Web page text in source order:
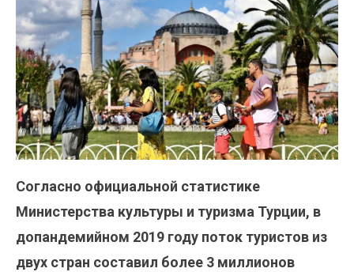
Согласно официальной статистике
Министерства культуры и туризма Турции, в
допандемийном 2019 году поток туристов из
двух стран составил более 3 миллионов